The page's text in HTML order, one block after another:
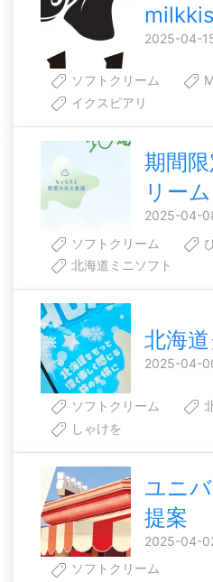
2025-04-
ソフトクリーム
イクスピアリ
期間
リーム
2025-04-
ソフトクリーム
北海道ミニソフト
北海
2025-04-
ソフトクリーム
しゃけを
ユニ
提案
2025-04-
ソフトクリーム